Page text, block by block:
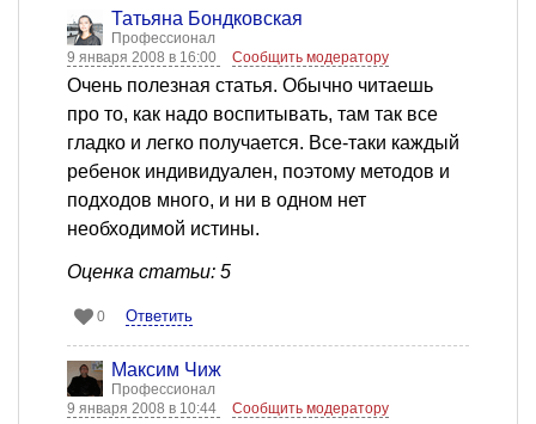
Татьяна Бондковская
Профессионал
9 января 2008 в 16:00
Сообщить модератору
Очень полезная статья. Обычно читаешь
про то, как надо воспитывать, там так все
гладко и легко получается. Все-таки каждый
ребенок индивидуален, поэтому методов и
подходов много, и ни в одном нет
необходимой истины.
Оценка статьи: 5
0 Ответить
Максим Чиж
Профессионал
9 января 2008 в 10:44
Сообщить модератору